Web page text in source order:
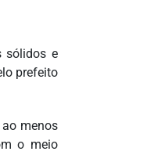
sólidos e
prefeito
menos
o meio